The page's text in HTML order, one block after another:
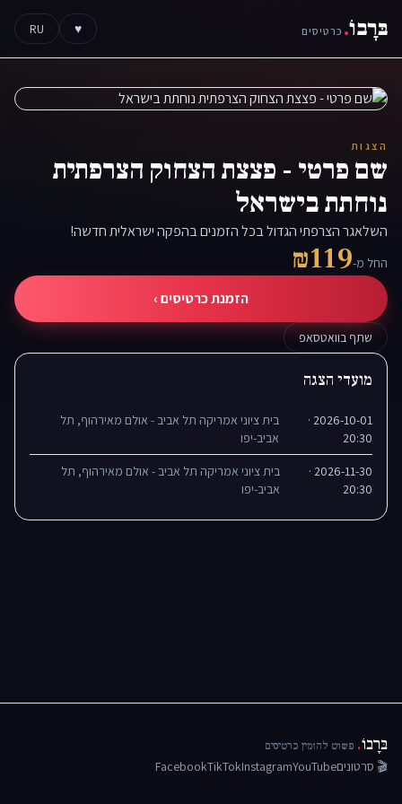
בּרָבוֹ. כרטיסים ♥
RU
הצגות
שם פרטי - פצצת הצחוק הצרפתית
נוחתת בישראל
השלאגר הצרפתי הגדול בכל הזמנים בהפקה ישראלית חדשה!
החל מ-₪119
הזמנת כרטיסים ›
שתף בוואטסאפ
מועדי הצגה
2026-10-01 ·
20:30
בית ציוני אמריקה תל אביב - אולם מאירהוף, תל
אביב-יפו
2026-11-30 ·
20:30
בית ציוני אמריקה תל אביב - אולם מאירהוף, תל
אביב-יפו
בּרָבוֹ. פשוט להזמין כרטיסים
🎬 סרטוניםYouTube
Instagram
TikTok
Facebook